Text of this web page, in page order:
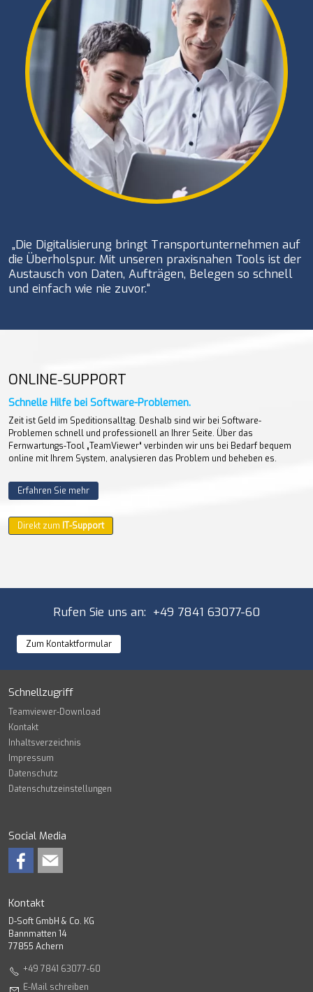
„Die Digitalisierung bringt Transportunternehmen auf
die Überholspur. Mit unseren praxisnahen Tools ist der
Austausch von Daten, Aufträgen, Belegen so schnell
und einfach wie nie zuvor.“
ONLINE-SUPPORT
Schnelle Hilfe bei Software-Problemen.
Zeit ist Geld im Speditionsalltag. Deshalb sind wir bei Software-
Problemen schnell und professionell an Ihrer Seite. Über das
Fernwartungs-Tool „TeamViewer“ verbinden wir uns bei Bedarf bequem
online mit Ihrem System, analysieren das Problem und beheben es.
Erfahren Sie mehr
Direkt zum IT-Support
Rufen Sie uns an: +49 7841 63077-60
Zum Kontaktformular
Schnellzugriff
Teamviewer-Download
Kontakt
Inhaltsverzeichnis
Impressum
Datenschutz
Datenschutzeinstellungen
Social Media
Kontakt
D-Soft GmbH & Co. KG
Bannmatten 14
77855 Achern
+49 7841 63077-60
E-Mail schreiben